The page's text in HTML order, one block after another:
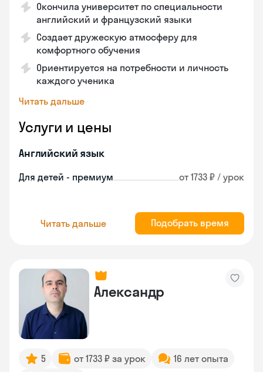
Окончила университет по специальности
английский и французский языки
Создает дружескую атмосферу для
комфортного обучения
Ориентируется на потребности и личность
каждого ученика
Читать дальше
Услуги и цены
Английский язык
Для детей - премиум от 1733 ₽ / урок
Читать дальше Подобрать время
Александр
5 от 1733 ₽ за урок
16 лет опыта